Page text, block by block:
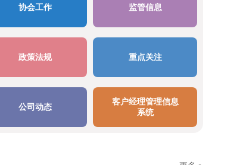
协会工作 监管信息
政策法规 重点关注
公司动态
客户经理管理信息
系统